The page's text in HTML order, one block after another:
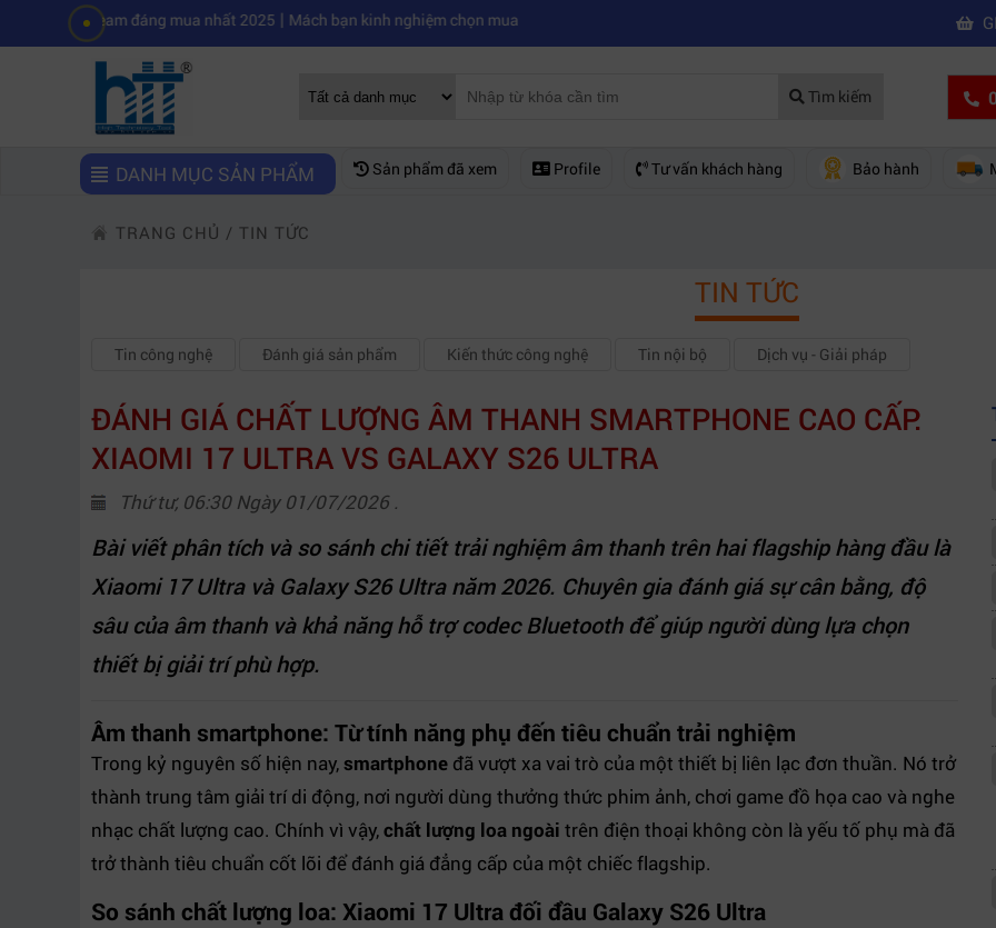
đáng mua nhất 2025|Mách bạn kinh nghiệm chọn mua máy quay phim chuyên nghiệp Mua máy quay phim hd giá rẻ nên mua của
Tìm kiếm
DANH MỤC SẢN PHẨM Sản phẩm đã xem Profile Tư vấn khách hàng Bảo hành
TRANG CHỦ / TIN TỨC
TIN TỨC
Tin công nghệ Đánh giá sản phẩm Kiến thức công nghệ Tin nội bộ Dịch vụ - Giải pháp
ĐÁNH GIÁ CHẤT LƯỢNG ÂM THANH SMARTPHONE CAO CẤP:
XIAOMI 17 ULTRA VS GALAXY S26 ULTRA
Thứ tư, 06:30 Ngày 01/07/2026 .
Bài viết phân tích và so sánh chi tiết trải nghiệm âm thanh trên hai flagship hàng đầu là
Xiaomi 17 Ultra và Galaxy S26 Ultra năm 2026. Chuyên gia đánh giá sự cân bằng, độ
sâu của âm thanh và khả năng hỗ trợ codec Bluetooth để giúp người dùng lựa chọn
thiết bị giải trí phù hợp.
Âm thanh smartphone: Từ tính năng phụ đến tiêu chuẩn trải nghiệm
Trong kỷ nguyên số hiện nay,smartphone đã vượt xa vai trò của một thiết bị liên lạc đơn thuần. Nó trở
thành trung tâm giải trí di động, nơi người dùng thưởng thức phim ảnh, chơi game đồ họa cao và nghe
nhạc chất lượng cao. Chính vì vậy,chất lượng loa ngoài trên điện thoại không còn là yếu tố phụ mà đã
trở thành tiêu chuẩn cốt lõi để đánh giá đẳng cấp của một chiếc flagship.
So sánh chất lượng loa: Xiaomi 17 Ultra đối đầu Galaxy S26 Ultra